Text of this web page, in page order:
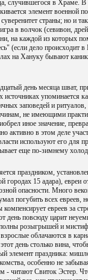
случившегося в Храме.
элемент военной
страны; но и
в волчок (севивон,
на каждой из которых
(если дело происходит
на Хануку бывают
день месяца шват,
источниках упоминается
заповедей и
не имеющими
иное значение,
активно в этом деле
используют его для
еще по-зимнему
праздником,
городах 15 адара), евреи
опасности. Много
погубить всех евреев,
евреев за
день повсюду царит
розыгрышей и
облачаются в
день столько вина,
элемент праздника:
особенно не
- читают Свиток Эстер.